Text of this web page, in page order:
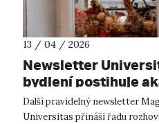
13 / 04 / 2026
Newsletter
bydlení postihuje
Duben, měsíc
hodnotitele
Další pravidelný newsletter
Universitas přináší řadu